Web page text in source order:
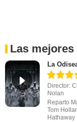
Las
La
Director:
Nolan
Reparto
Tom
Hathaway